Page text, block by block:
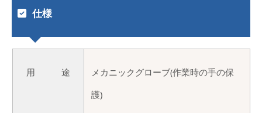
仕様
用 途
メカニックグローブ(作業時の手の保
護)